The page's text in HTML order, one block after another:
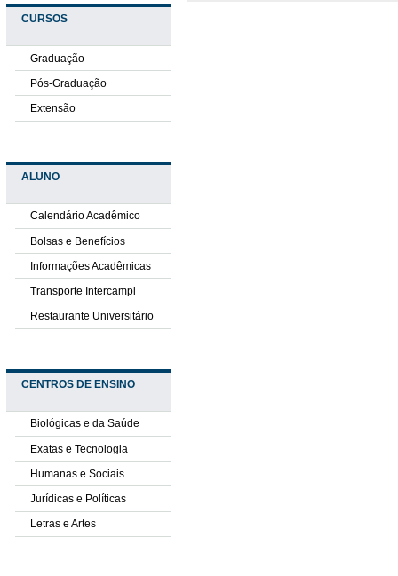
CURSOS
Graduação
Pós-Graduação
Extensão
ALUNO
Calendário Acadêmico
Bolsas e Benefícios
Informações Acadêmicas
Transporte Intercampi
Restaurante Universitário
CENTROS DE ENSINO
Biológicas e da Saúde
Exatas e Tecnologia
Humanas e Sociais
Jurídicas e Políticas
Letras e Artes